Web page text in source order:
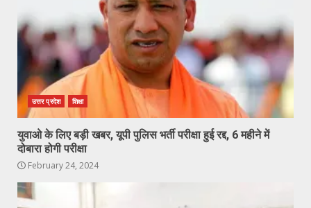
उत्तर प्रदेश शिक्षा
युवाओ के लिए बड़ी खबर, यूपी पुलिस भर्ती परीक्षा हुई रद्द, 6 महीने में
दोबारा होगी परीक्षा
February 24, 2024